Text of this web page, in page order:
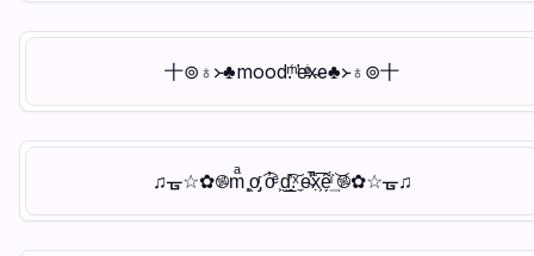
〸⊚♁᚛♣mood.͑ͫ ̛e̵ͦͥx̴e♣᚛♁⊚〸
♫ᚗ☆✿࿌mͣ ̥͖o̡ͬ ͡o̓ͤ ͕d̮̲͉̓͠.ͯ ̼e̴̊͐̚ẋ̣͕̅ê̗̈́ͥ͢ ͝࿌✿☆ᚗ♫